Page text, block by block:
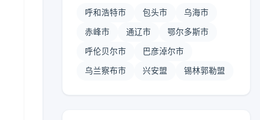
呼和浩特市 包头市 乌海市
赤峰市 通辽市 鄂尔多斯市
呼伦贝尔市 巴彦淖尔市
乌兰察布市 兴安盟 锡林郭勒盟